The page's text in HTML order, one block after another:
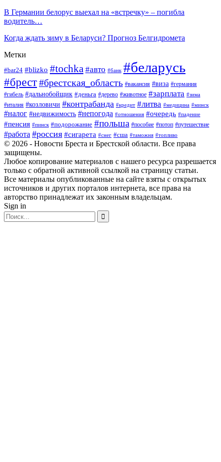
В Германии белорус выехал на «встречку» – погибла
водитель…
Когда ждать зиму в Беларуси? Прогноз Белгидромета
Метки
#bar24 #blizko #tochka #авто #банк #беларусь
#брест#брестская_область #вакансия #виза #германия
#гибель #дальнобойщик #деньга #дерево #животное #зарплата #зима
#италия #козловичи #контрабанда #кредит #литва #медицина #минск
#налог #недвижимость #непогода #отношения #очередь #падение
#пенсия #пинск #подорожание #польша #пособие #потоп #путешествие
#работа #россия #сигарета #снег #сша #таможня #топливо
© 2026 - Новости Бреста и Брестской области. Все права
защищены.
Любое копирование материалов с нашего ресурса разрешается
только с обратной активной ссылкой на страницу статьи.
Все материалы опубликованные на сайте взяты с открытых
источников и других порталов интернета, все права на
авторство принадлежат их законным владельцам.
Sign in